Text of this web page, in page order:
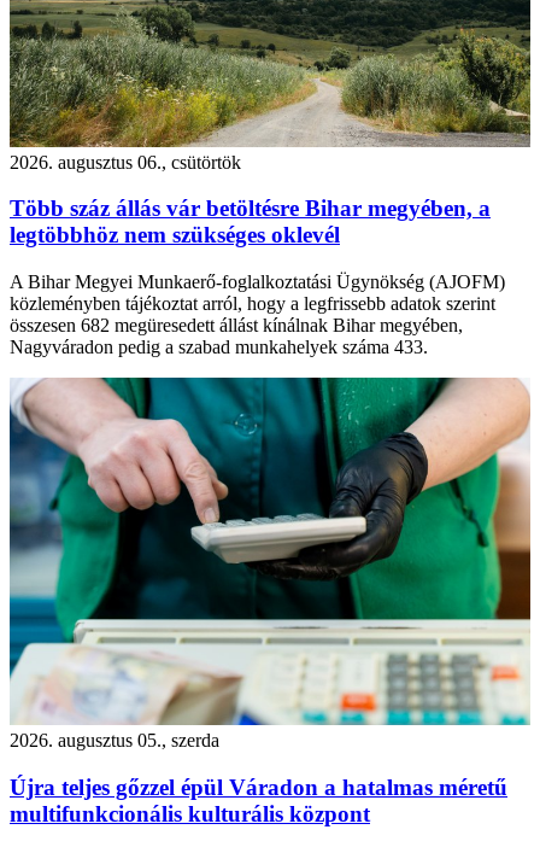
2026. augusztus 06., csütörtök
Több száz állás vár betöltésre Bihar megyében, a
legtöbbhöz nem szükséges oklevél
A Bihar Megyei Munkaerő-foglalkoztatási Ügynökség (AJOFM)
közleményben tájékoztat arról, hogy a legfrissebb adatok szerint
összesen 682 megüresedett állást kínálnak Bihar megyében,
Nagyváradon pedig a szabad munkahelyek száma 433.
2026. augusztus 05., szerda
Újra teljes gőzzel épül Váradon a hatalmas méretű
multifunkcionális kulturális központ